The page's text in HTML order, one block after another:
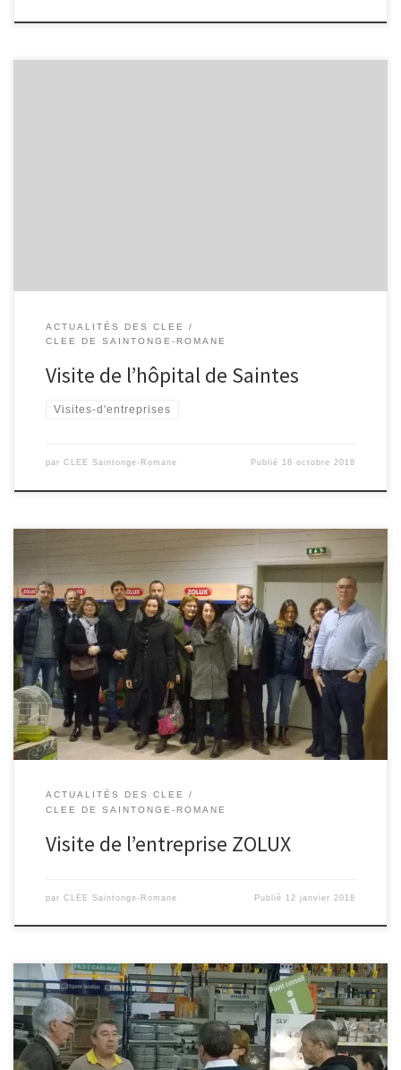
ACTUALITÉS DES CLEE
CLEE DE SAINTONGE-ROMANE
Visite de l’hôpital de Saintes
Visites-d'entreprises
par CLEE Saintonge-Romane Publié 18 octobre 2018
Une dizaine d’enseignants on visité l’entreprise Zolux à Saintes le
12 janvier 2018 ZOLUX est une entreprise spécialisée dans la
fabrication et la distributions de produits d’animalerie (animaux de
compagnie) implantée dans la ville de SAINTES, tous les
accessoires et produits de conforts: aquariophilie, chat, chien,
oiseaux, reptile, rongeur; accessoires: alimentation, […]
ACTUALITÉS DES CLEE
CLEE DE SAINTONGE-ROMANE
Visite de l’entreprise ZOLUX
par CLEE Saintonge-Romane Publié 12 janvier 2018
Une dizaine d’enseignants ont visité l’entreprise le 12 novembre
2017 La société est spécialisée dans la commercialisation des